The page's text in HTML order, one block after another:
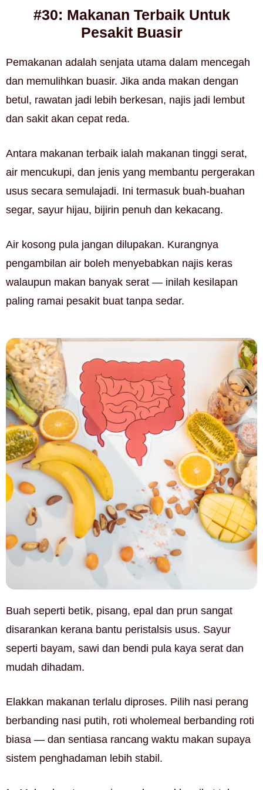
#30: Makanan Terbaik Untuk
Pesakit Buasir
Pemakanan adalah senjata utama dalam mencegah
dan memulihkan buasir. Jika anda makan dengan
betul, rawatan jadi lebih berkesan, najis jadi lembut
dan sakit akan cepat reda.
Antara makanan terbaik ialah makanan tinggi serat,
air mencukupi, dan jenis yang membantu pergerakan
usus secara semulajadi. Ini termasuk buah-buahan
segar, sayur hijau, bijirin penuh dan kekacang.
Air kosong pula jangan dilupakan. Kurangnya
pengambilan air boleh menyebabkan najis keras
walaupun makan banyak serat — inilah kesilapan
paling ramai pesakit buat tanpa sedar.
Buah seperti betik, pisang, epal dan prun sangat
disarankan kerana bantu peristalsis usus. Sayur
seperti bayam, sawi dan bendi pula kaya serat dan
mudah dihadam.
Elakkan makanan terlalu diproses. Pilih nasi perang
berbanding nasi putih, roti wholemeal berbanding roti
biasa — dan sentiasa rancang waktu makan supaya
sistem penghadaman lebih stabil.